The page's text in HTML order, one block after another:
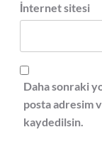
İnternet sitesi
Daha sonraki
posta adresim
kaydedilsin.